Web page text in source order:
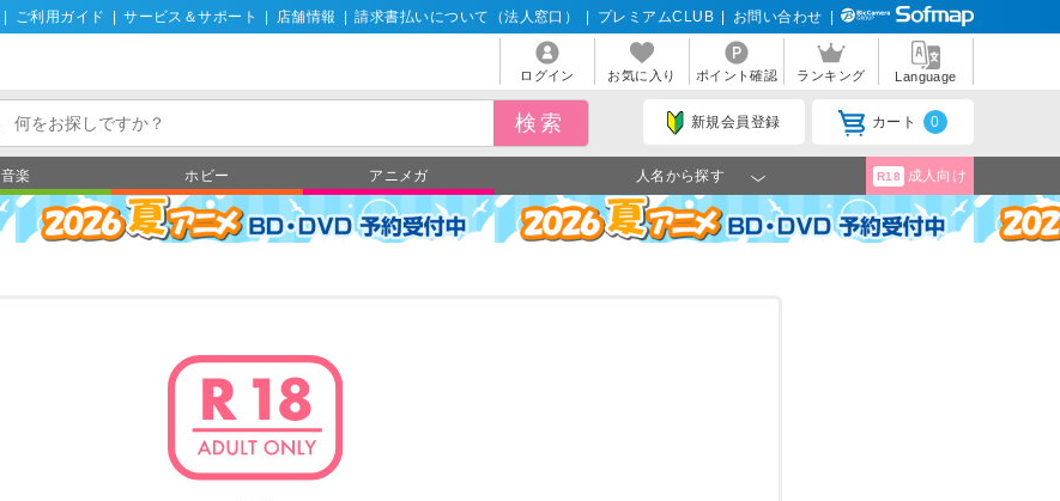
ご利用ガイド サービス＆サポート 店舗情報 請求書払いについて（法人窓口） プレミアムCLUB お問い合わせ
ログイン お気に入り ポイント確認 ランキング Language
新規会員登録 カート 0
音楽 ホビー アニメガ 人名から探す R18 成人向け